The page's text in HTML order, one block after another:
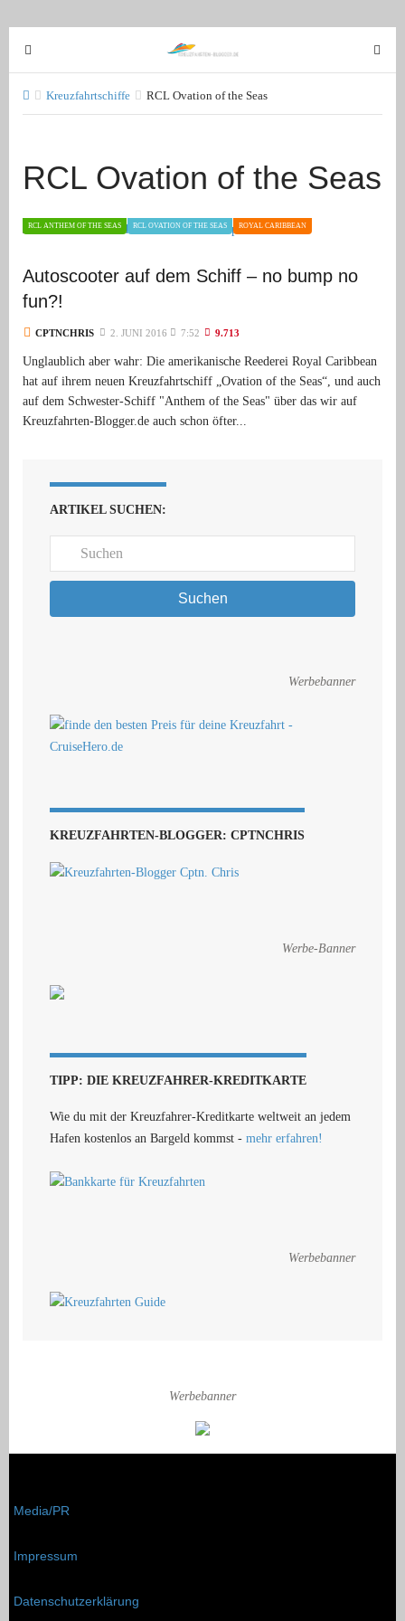
T
o
g
g
n
v
t
i
n
T
o
g
n
n
Kreuzfahrtschiffe RCL Ovation of the Seas
RCL Ovation of the Seas
RCL ANTHEM OF THE SEAS RCL OVATION OF THE SEAS ROYAL CARIBBEAN
Autoscooter auf dem Schiff – no bump no
fun?!
CPTNCHRIS 2. JUNI 2016 7:52 9.713
Unglaublich aber wahr: Die amerikanische Reederei Royal Caribbean
hat auf ihrem neuen Kreuzfahrtschiff „Ovation of the Seas“, und auch
auf dem Schwester-Schiff "Anthem of the Seas" über das wir auf
Kreuzfahrten-Blogger.de auch schon öfter...
ARTIKEL SUCHEN:
Suchen
Werbebanner
KREUZFAHRTEN-BLOGGER: CPTNCHRIS
Werbe-Banner
TIPP: DIE KREUZFAHRER-KREDITKARTE
Wie du mit der Kreuzfahrer-Kreditkarte weltweit an jedem
Hafen kostenlos an Bargeld kommst - mehr erfahren!
Werbebanner
Werbebanner
Media/PR
Impressum
Datenschutzerklärung